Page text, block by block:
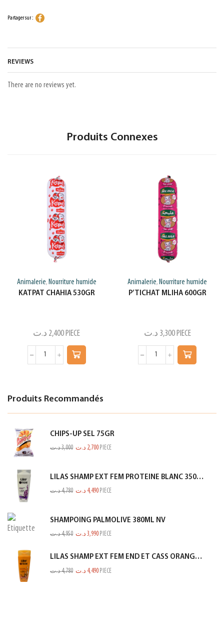
Partager sur :
REVIEWS
There are no reviews yet.
Produits Connexes
Animalerie, Nourriture humide
KATPAT CHAHIA 530GR
2,400 د.ت PIECE
Animalerie, Nourriture humide
P’TICHAT MLIHA 600GR
3,300 د.ت PIECE
Produits Recommandés
CHIPS-UP SEL 75GR
3,000د.ت 2,700 د.ت PIECE
LILAS SHAMP EXT FEM PROTEINE BLANC 350ML
4,780د.ت 4,490 د.ت PIECE
SHAMPOING PALMOLIVE 380ML NV
4,950د.ت 3,990 د.ت PIECE
LILAS SHAMP EXT FEM END ET CASS ORANGE 350ML
4,780د.ت 4,490 د.ت PIECE